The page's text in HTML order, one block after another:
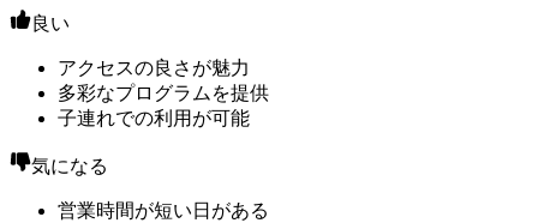
良い
アクセスの良さが魅力
多彩なプログラムを提供
子連れでの利用が可能
気になる
営業時間が短い日がある